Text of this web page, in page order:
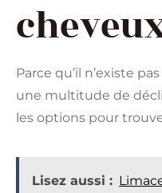
Parce qu’il n’existe
une multitude de
les options pour
Lisez aussi :